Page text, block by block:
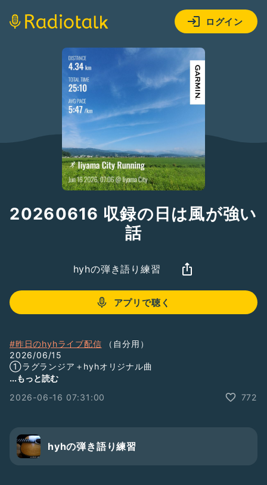
ログイン
20260616 収録の日は風が強い
話
hyhの弾き語り練習
アプリで聴く
#昨日のhyhライブ配信 （自分用）
2026/06/15
①ラグランジア＋hyhオリジナル曲
https://abr.ge/wg005m
https://abr.ge/gemaz8b
#hyh2003
#hyhラジラン
...もっと読む
2026-06-16 07:31:00
772
hyhの弾き語り練習